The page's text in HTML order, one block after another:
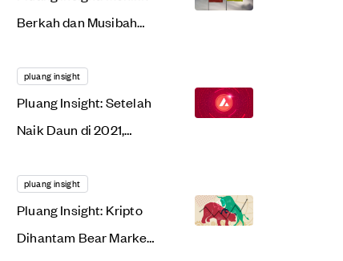
Berkah dan Musibah
Ukraina
pluang insight
Pluang Insight: Setelah
Naik Daun di 2021,
Lagi Tahun Ini?
pluang insight
Pluang Insight: Kripto
Dihantam Bear Market,